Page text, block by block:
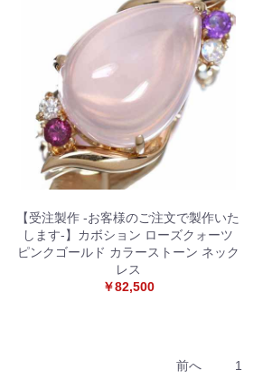
【受注製作 -お客様のご注文で製作いた
します-】カボション ローズクォーツ
ピンクゴールド カラーストーン ネック
レス
￥82,500
前へ
1